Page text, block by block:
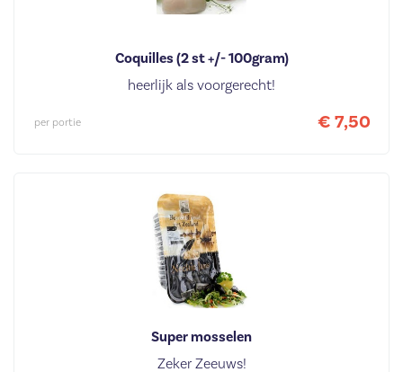
Coquilles (2 st +/- 100gram)
heerlijk als voorgerecht!
€ 7,50
per portie
Super mosselen
Zeker Zeeuws!